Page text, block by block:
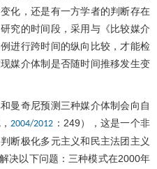
化，还是有一方学者的判断存在
究的时间段，采用与《比较媒介
进行跨时间的纵向比较，才能检
媒介体制是否随时间推移发生变
曼奇尼预测三种媒介体制会向自
2004/2012 ：249），这是一个非
断极化多元主义和民主法团主义
决以下问题：三种模式在2000年